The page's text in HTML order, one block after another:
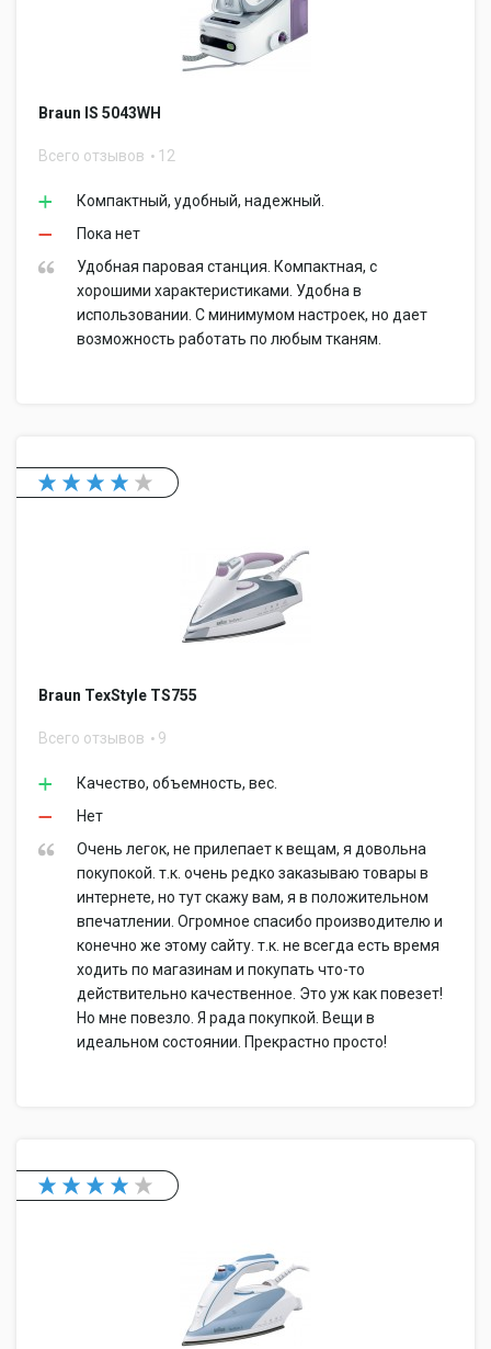
Braun IS 5043WH
Всего отзывов 12
Компактный, удобный, надежный.
Пока нет
Удобная паровая станция. Компактная, с
хорошими характеристиками. Удобна в
использовании. С минимумом настроек, но дает
возможность работать по любым тканям.
Braun TexStyle TS755
Всего отзывов 9
Качество, объемность, вес.
Нет
Очень легок, не прилепает к вещам, я довольна
покупокой. т.к. очень редко заказываю товары в
интернете, но тут скажу вам, я в положительном
впечатлении. Огромное спасибо производителю и
конечно же этому сайту. т.к. не всегда есть время
ходить по магазинам и покупать что-то
действительно качественное. Это уж как повезет!
Но мне повезло. Я рада покупкой. Вещи в
идеальном состоянии. Прекрастно просто!